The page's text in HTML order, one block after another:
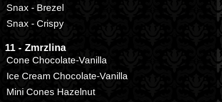
Snax - Brezel
Snax - Crispy
11 - Zmrzlina
Cone Chocolate-Vanilla
Ice Cream Chocolate-Vanilla
Mini Cones Hazelnut